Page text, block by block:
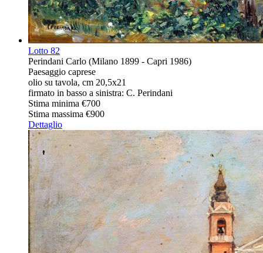
Lotto 82
Perindani Carlo (Milano 1899 - Capri 1986)
Paesaggio caprese
olio su tavola, cm 20,5x21
firmato in basso a sinistra: C. Perindani
Stima minima €700
Stima massima €900
Dettaglio